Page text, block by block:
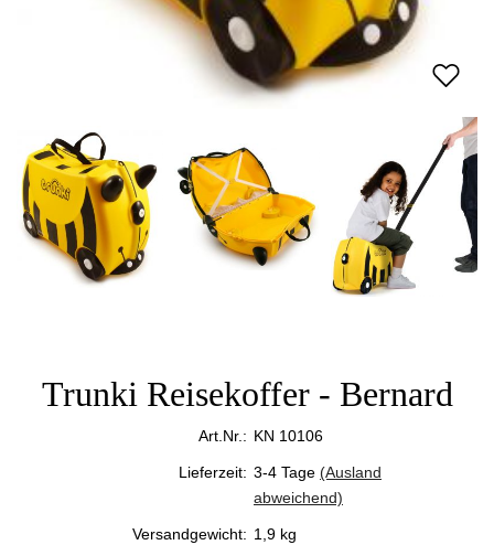
Trunki Reisekoffer - Bernard
Art.Nr.: KN 10106
Lieferzeit: 3-4 Tage (Ausland
abweichend)
Versandgewicht: 1,9 kg